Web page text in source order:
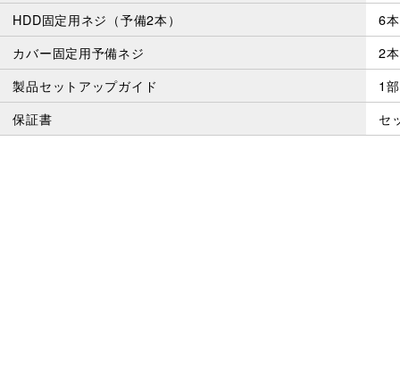
HDD固定用ネジ（予備2本）
6本
カバー固定用予備ネジ
2本
製品セットアップガイド
1部
保証書
セ